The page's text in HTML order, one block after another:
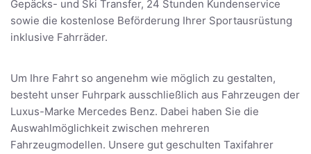
Gepäcks- und Ski Transfer, 24 Stunden Kundenservice
sowie die kostenlose Beförderung Ihrer Sportausrüstung
inklusive Fahrräder.
Um Ihre Fahrt so angenehm wie möglich zu gestalten,
besteht unser Fuhrpark ausschließlich aus Fahrzeugen der
Luxus-Marke Mercedes Benz. Dabei haben Sie die
Auswahlmöglichkeit zwischen mehreren
Fahrzeugmodellen. Unsere gut geschulten Taxifahrer